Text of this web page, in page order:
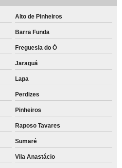
Alto de Pinheiros
Barra Funda
Freguesia do Ó
Jaraguá
Lapa
Perdizes
Pinheiros
Raposo Tavares
Sumaré
Vila Anastácio